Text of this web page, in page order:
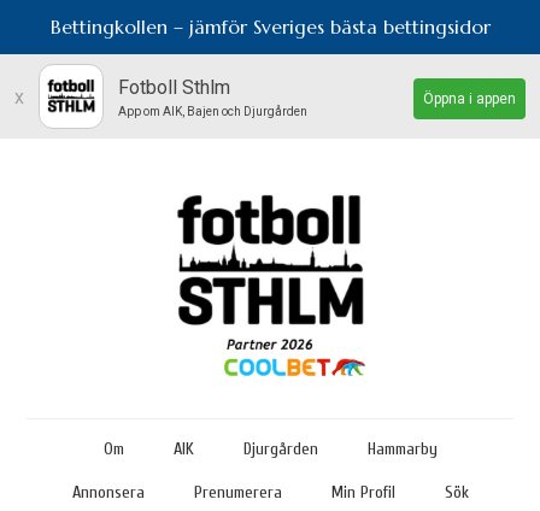
Bettingkollen – jämför Sveriges bästa bettingsidor
x Fotboll Sthlm
App om AIK, Bajen och Djurgården
Öppna i appen
Om AIK Djurgården Hammarby
Annonsera Prenumerera Min Profil Sök